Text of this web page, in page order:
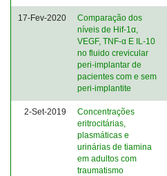
17-Fev-2020
Comparação dos
níveis de Hif-1α,
VEGF, TNF-α E IL-10
no fluido crevicular
peri-implantar de
pacientes com e sem
peri-implantite
2-Set-2019
Concentrações
eritrocitárias,
plasmáticas e
urinárias de tiamina
em adultos com
traumatismo